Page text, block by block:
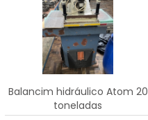
Balancim hidráulico Atom 20
toneladas